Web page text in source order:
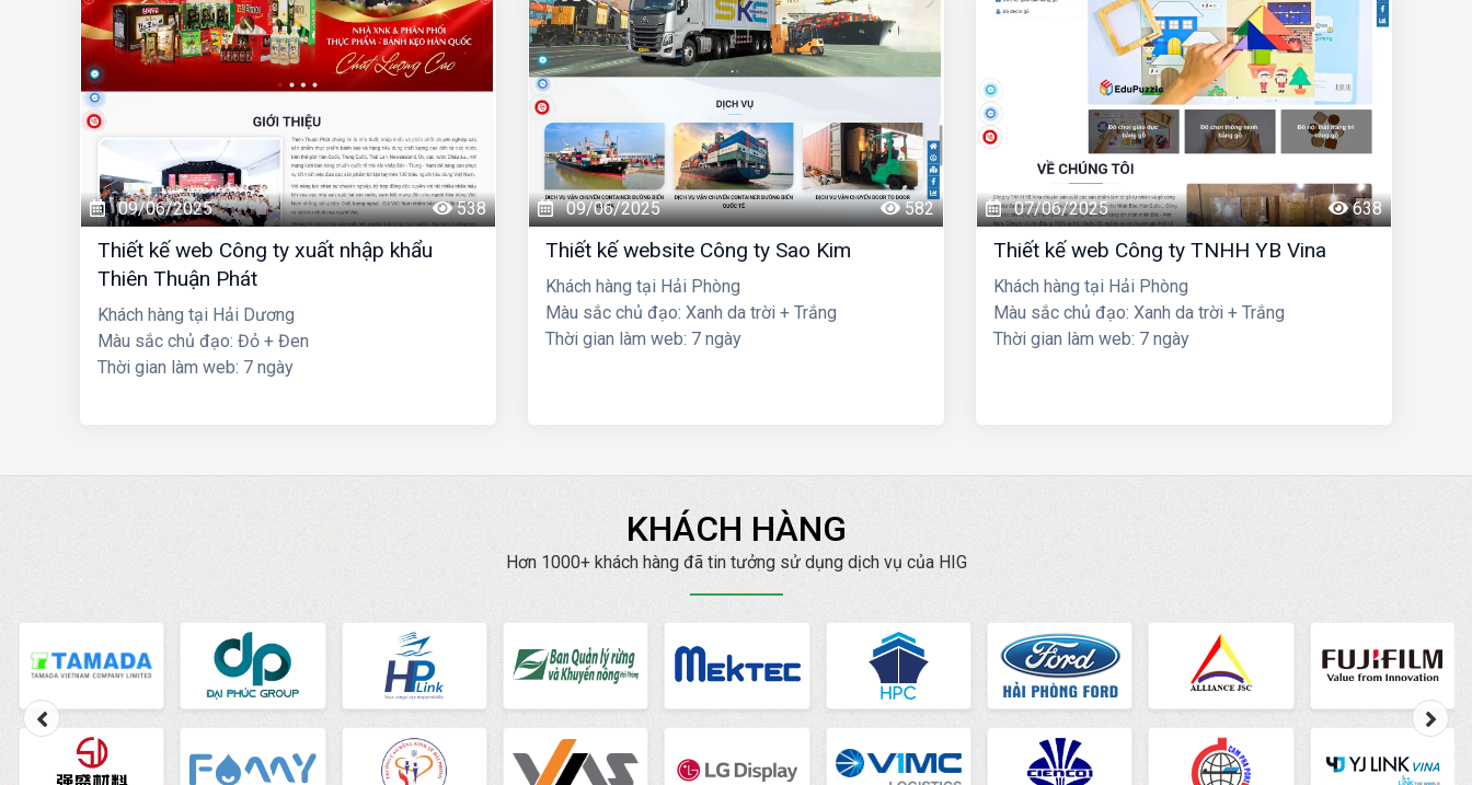
09/06/2025 538
Thiết kế web Công ty xuất nhập khẩu
Thiên Thuận Phát
Khách hàng tại Hải Dương
Màu sắc chủ đạo: Đỏ + Đen
Thời gian làm web: 7 ngày
09/06/2025 582
Thiết kế website Công ty Sao Kim
Khách hàng tại Hải Phòng
Màu sắc chủ đạo: Xanh da trời + Trắng
Thời gian làm web: 7 ngày
07/06/2025 638
Thiết kế web Công ty TNHH YB Vina
Khách hàng tại Hải Phòng
Màu sắc chủ đạo: Xanh da trời + Trắng
Thời gian làm web: 7 ngày
KHÁCH HÀNG
Hơn 1000+ khách hàng đã tin tưởng sử dụng dịch vụ của HIG